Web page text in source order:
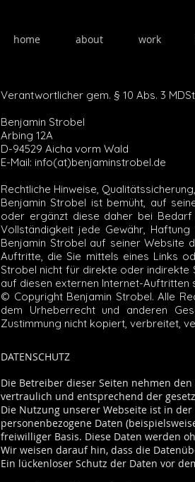
home about work
Verantwortlicher gem. § 10 Abs. 3
Benjamin Strobel
Arbing 12A
D-94529 Aicha vorm Wald
E-Mail: info(at)benjaminstrobel.de
Rechtliche Hinweise,
Benjamin Strobel ist bemüht, auf
oder ergänzt diese daher bei Bedarf
Vollständigkeit jede Gewähr,
Benjamin Strobel auf seiner Website
Auftritte, die Sie mittels eines Links
Strobel nicht für direkte oder indirekte
auf diesen externen Internet-Auftritten
© Copyright Benjamin Strobel. Alle
dem Urheberrecht und anderen
Zustimmung nicht kopiert, verbreitet,
DATENSCHUTZ
Die Betreiber dieser Seiten nehmen
vertraulich und entsprechend der
Die Nutzung unserer Webseite ist in
personenbezogene Daten
freiwilliger Basis. Diese Daten werden
Wir weisen darauf hin, dass die
Ein lückenloser Schutz der Daten vor